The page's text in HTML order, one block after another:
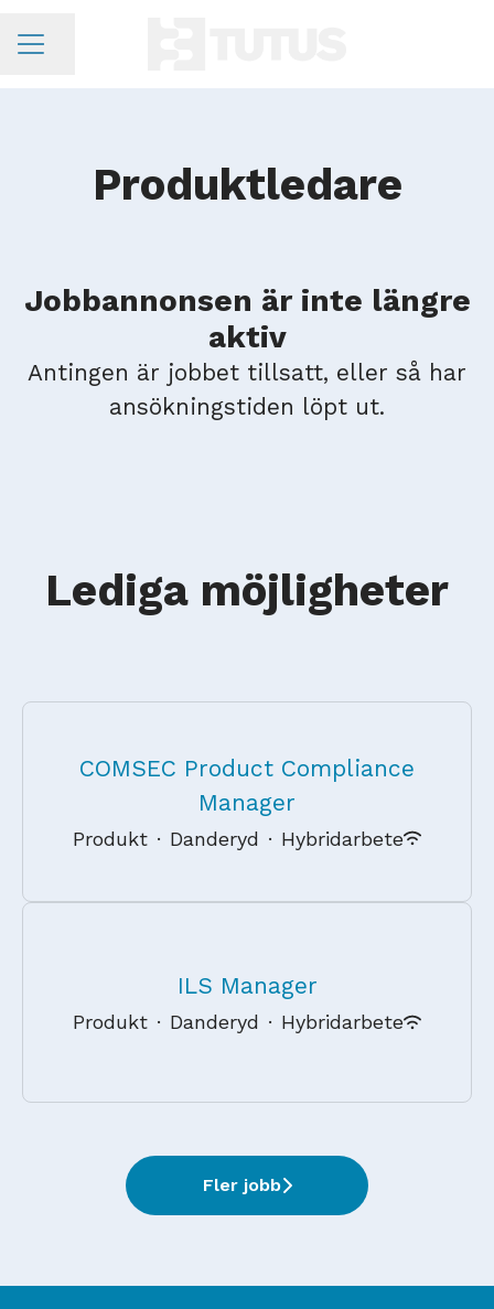
KARRIÄRMENY
Dela sidan
Produktledare
Jobbannonsen är inte längre
aktiv
Antingen är jobbet tillsatt, eller så har
ansökningstiden löpt ut.
Lediga möjligheter
COMSEC Product Compliance
Manager
Produkt · Danderyd · Hybridarbete
ILS Manager
Produkt · Danderyd · Hybridarbete
Fler jobb